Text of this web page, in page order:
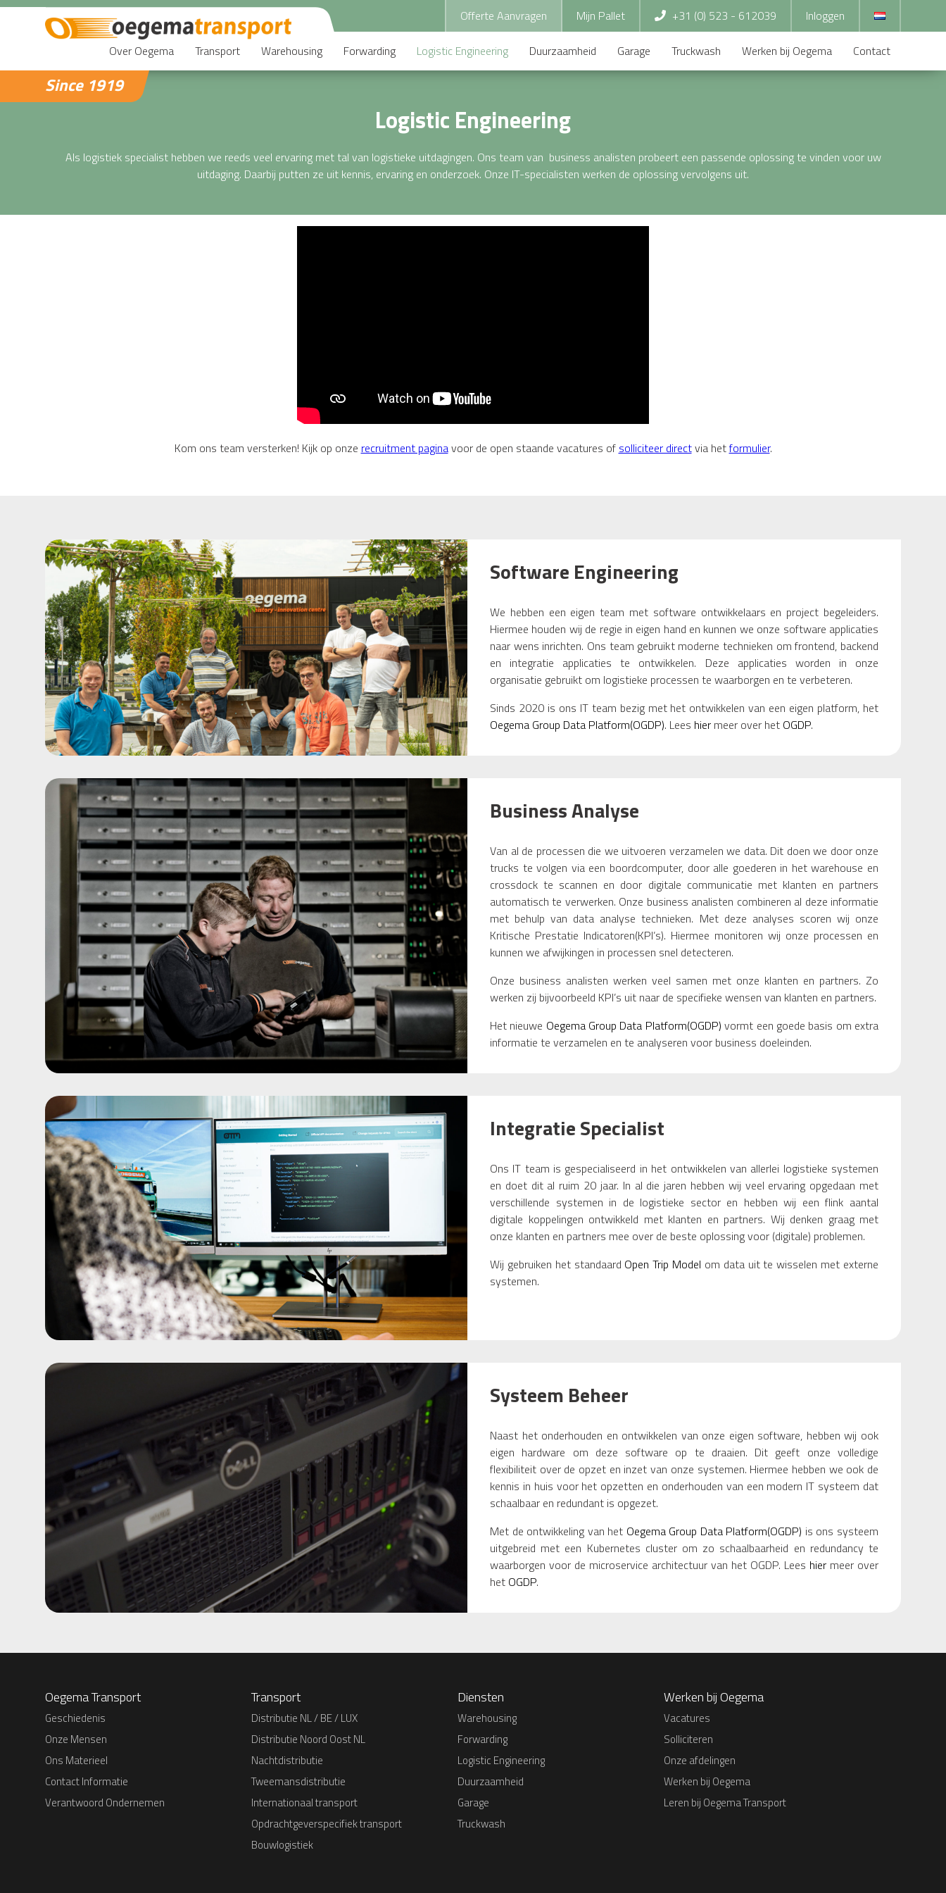
Offerte Aanvragen Mijn Pallet +31 (0) 523 - 612039 Inloggen
Since 1919
Over Oegema Transport Warehousing Forwarding Logistic Engineering Duurzaamheid Garage Truckwash Werken bij Oegema Contact
Logistic Engineering
Als logistiek specialist hebben we reeds veel ervaring met tal van logistieke uitdagingen. Ons team van business analisten probeert een passende oplossing te vinden voor uw
uitdaging. Daarbij putten ze uit kennis, ervaring en onderzoek. Onze IT-specialisten werken de oplossing vervolgens uit.
Kom ons team versterken! Kijk op onze recruitment paginavoor de open staande vacatures of solliciteer directvia hetformulier.
Software Engineering
We hebben een eigen team met software ontwikkelaars en project begeleiders.
Hiermee houden wij de regie in eigen hand en kunnen we onze software applicaties
naar wens inrichten. Ons team gebruikt moderne technieken om frontend, backend
en integratie applicaties te ontwikkelen. Deze applicaties worden in onze
organisatie gebruikt om logistieke processen te waarborgen en te verbeteren.
Sinds 2020 is ons IT team bezig met het ontwikkelen van een eigen platform, het
Oegema Group Data Platform(OGDP). Lees hier meer over het OGDP.
Business Analyse
Van al de processen die we uitvoeren verzamelen we data. Dit doen we door onze
trucks te volgen via een boordcomputer, door alle goederen in het warehouse en
crossdock te scannen en door digitale communicatie met klanten en partners
automatisch te verwerken. Onze business analisten combineren al deze informatie
met behulp van data analyse technieken. Met deze analyses scoren wij onze
Kritische Prestatie Indicatoren(KPI’s). Hiermee monitoren wij onze processen en
kunnen we afwijkingen in processen snel detecteren.
Onze business analisten werken veel samen met onze klanten en partners. Zo
werken zij bijvoorbeeld KPI’s uit naar de specifieke wensen van klanten en partners.
Het nieuwe Oegema Group Data Platform(OGDP) vormt een goede basis om extra
informatie te verzamelen en te analyseren voor business doeleinden.
Integratie Specialist
Ons IT team is gespecialiseerd in het ontwikkelen van allerlei logistieke systemen
en doet dit al ruim 20 jaar. In al die jaren hebben wij veel ervaring opgedaan met
verschillende systemen in de logistieke sector en hebben wij een flink aantal
digitale koppelingen ontwikkeld met klanten en partners. Wij denken graag met
onze klanten en partners mee over de beste oplossing voor (digitale) problemen.
Wij gebruiken het standaard Open Trip Model om data uit te wisselen met externe
systemen.
Systeem Beheer
Naast het onderhouden en ontwikkelen van onze eigen software, hebben wij ook
eigen hardware om deze software op te draaien. Dit geeft onze volledige
flexibiliteit over de opzet en inzet van onze systemen. Hiermee hebben we ook de
kennis in huis voor het opzetten en onderhouden van een modern IT systeem dat
schaalbaar en redundant is opgezet.
Met de ontwikkeling van het Oegema Group Data Platform(OGDP) is ons systeem
uitgebreid met een Kubernetes cluster om zo schaalbaarheid en redundancy te
waarborgen voor de microservice architectuur van het OGDP. Lees hier meer over
het OGDP.
Oegema Transport
Geschiedenis
Onze Mensen
Ons Materieel
Contact Informatie
Verantwoord Ondernemen
Transport
Distributie NL / BE / LUX
Distributie Noord Oost NL
Nachtdistributie
Tweemansdistributie
Internationaal transport
Opdrachtgeverspecifiek transport
Bouwlogistiek
Diensten
Warehousing
Forwarding
Logistic Engineering
Duurzaamheid
Garage
Truckwash
Werken bij Oegema
Vacatures
Solliciteren
Onze afdelingen
Werken bij Oegema
Leren bij Oegema Transport